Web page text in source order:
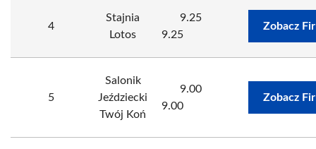
4
Stajnia
Lotos
9.25
9.25
Zobacz
5
Salonik
Jeździecki
Twój Koń
9.00
9.00
Zobacz